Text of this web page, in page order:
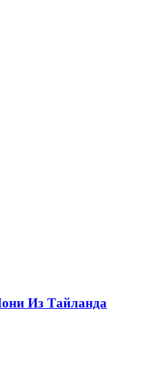
Из Тайланда